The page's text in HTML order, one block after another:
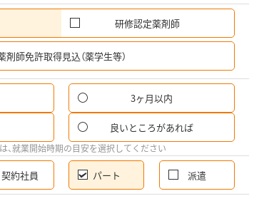
研修認定薬剤師
剤師免許取得見込（薬学生等）
3ヶ月以内
良いところがあれば
就業開始時期の目安を選択してください
契約社員 パート 派遣